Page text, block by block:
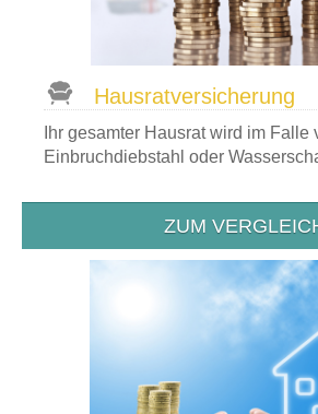
Hausrat­versicherung
Ihr gesamter Hausrat wird im Falle
Einbruchdiebstahl oder
ZUM